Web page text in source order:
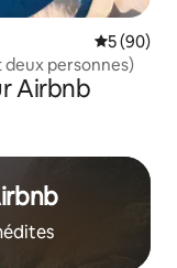
5 (90)
deux personnes)
Airbnb